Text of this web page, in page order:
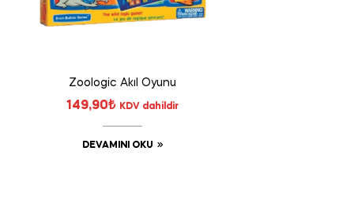
Zoologic Akıl Oyunu
149,90₺ KDV dahildir
DEVAMINI OKU